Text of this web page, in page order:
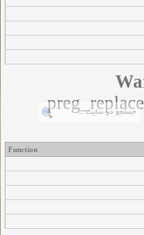
Function